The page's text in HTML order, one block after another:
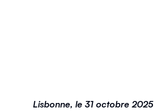
Lisbonne, le 31 octobre 2025